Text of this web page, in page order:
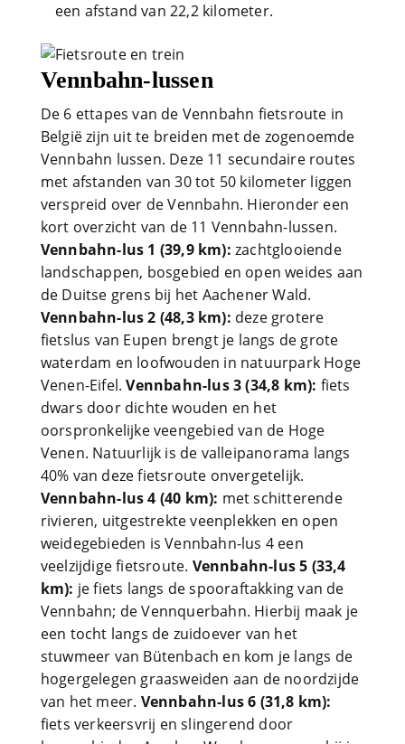
een afstand van 22,2 kilometer.
Vennbahn-lussen
De 6 ettapes van de Vennbahn fietsroute in
België zijn uit te breiden met de zogenoemde
Vennbahn lussen. Deze 11 secundaire routes
met afstanden van 30 tot 50 kilometer liggen
verspreid over de Vennbahn. Hieronder een
kort overzicht van de 11 Vennbahn-lussen.
Vennbahn-lus 1 (39,9 km): zachtglooiende
landschappen, bosgebied en open weides aan
de Duitse grens bij het Aachener Wald.
Vennbahn-lus 2 (48,3 km): deze grotere
fietslus van Eupen brengt je langs de grote
waterdam en loofwouden in natuurpark Hoge
Venen-Eifel.Vennbahn-lus 3 (34,8 km): fiets
dwars door dichte wouden en het
oorspronkelijke veengebied van de Hoge
Venen. Natuurlijk is de valleipanorama langs
40% van deze fietsroute onvergetelijk.
Vennbahn-lus 4 (40 km): met schitterende
rivieren, uitgestrekte veenplekken en open
weidegebieden is Vennbahn-lus 4 een
veelzijdige fietsroute. Vennbahn-lus 5 (33,4
km): je fiets langs de spooraftakking van de
Vennbahn; de Vennquerbahn. Hierbij maak je
een tocht langs de zuidoever van het
stuwmeer van Bütenbach en kom je langs de
hogergelegen graasweiden aan de noordzijde
van het meer. Vennbahn-lus 6 (31,8 km):
fiets verkeersvrij en slingerend door